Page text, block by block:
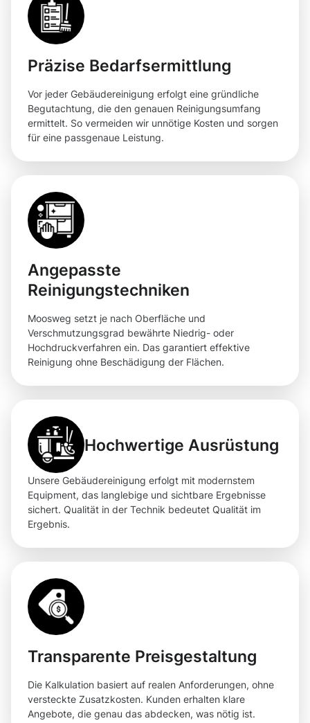
Präzise Bedarfsermittlung
Vor jeder Gebäudereinigung erfolgt eine gründliche
Begutachtung, die den genauen Reinigungsumfang
ermittelt. So vermeiden wir unnötige Kosten und sorgen
für eine passgenaue Leistung.
Angepasste
Reinigungstechniken
Moosweg setzt je nach Oberfläche und
Verschmutzungsgrad bewährte Niedrig- oder
Hochdruckverfahren ein. Das garantiert effektive
Reinigung ohne Beschädigung der Flächen.
Hochwertige Ausrüstung
Unsere Gebäudereinigung erfolgt mit modernstem
Equipment, das langlebige und sichtbare Ergebnisse
sichert. Qualität in der Technik bedeutet Qualität im
Ergebnis.
Transparente Preisgestaltung
Die Kalkulation basiert auf realen Anforderungen, ohne
versteckte Zusatzkosten. Kunden erhalten klare
Angebote, die genau das abdecken, was nötig ist.